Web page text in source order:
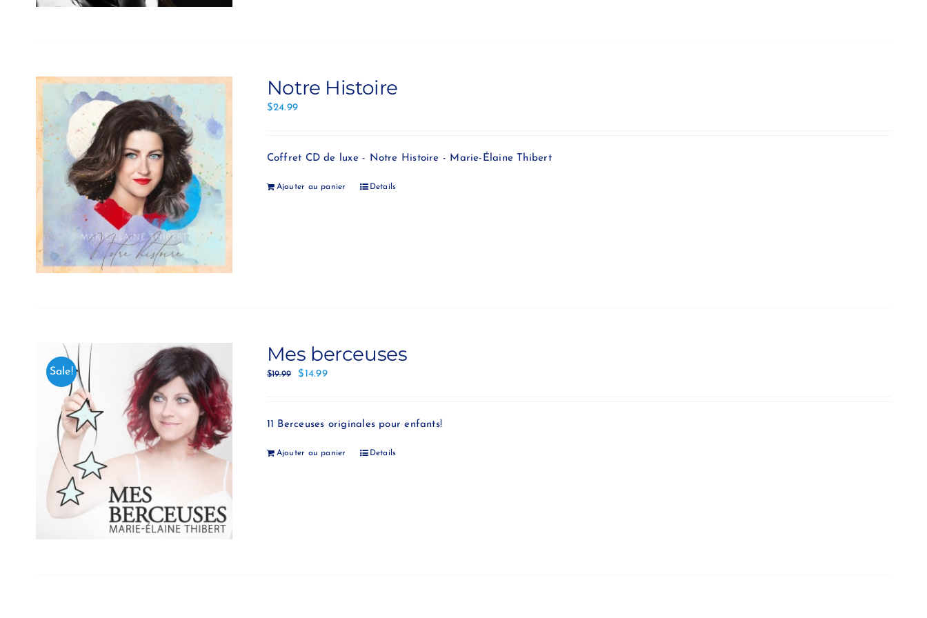
Notre Histoire
$24.99
Coffret CD de luxe - Notre Histoire - Marie-Élaine Thibert
Ajouter au panier Details
Sale!
Mes berceuses
$19.99 $14.99
11 Berceuses originales pour enfants!
Ajouter au panier Details